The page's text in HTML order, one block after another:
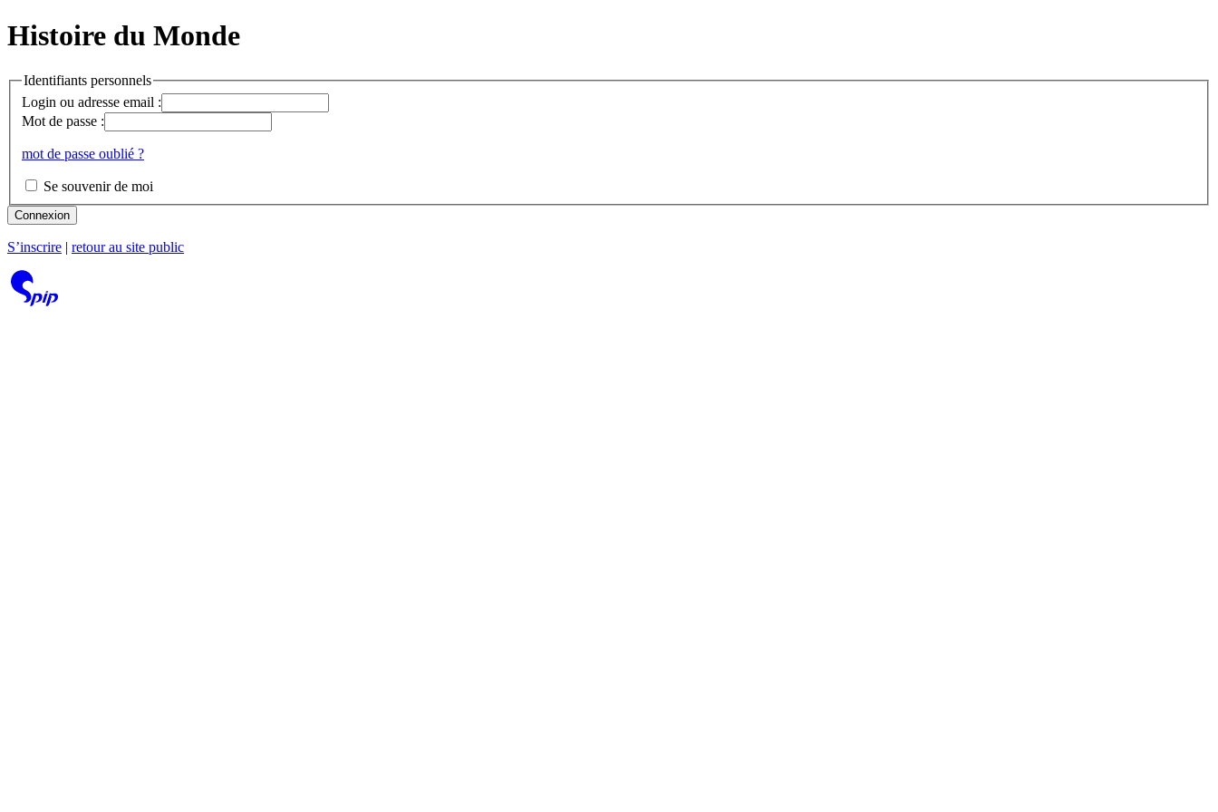
Histoire du Monde
Identifiants personnels
Login ou adresse email :
Mot de passe :
mot de passe oublié ?
Se souvenir de moi
Connexion
S’inscrire retour au site public